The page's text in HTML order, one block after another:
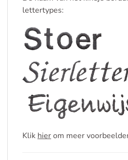
lettertypes:
Klik hierom meer